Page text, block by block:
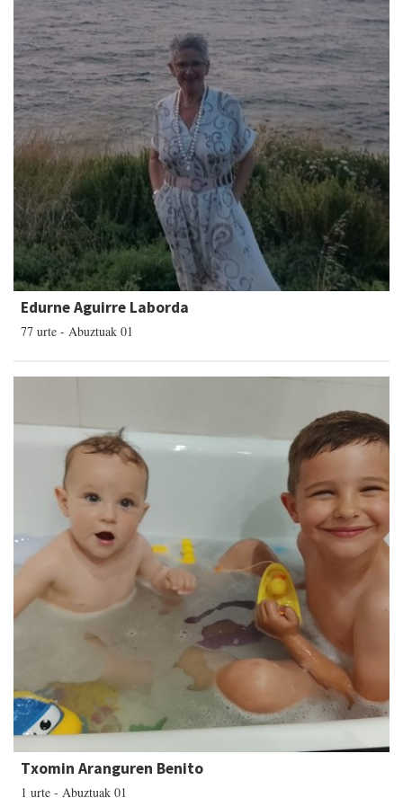
Edurne Aguirre Laborda
77 urte - Abuztuak 01
Txomin Aranguren Benito
1 urte - Abuztuak 01